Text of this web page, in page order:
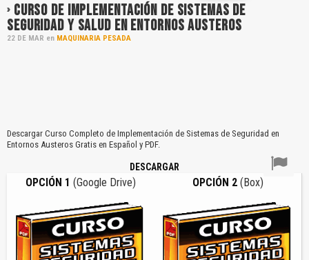
CURSO DE IMPLEMENTACIÓN DE SISTEMAS DE
SEGURIDAD Y SALUD EN ENTORNOS AUSTEROS
22 DE MAR en MAQUINARIA PESADA
Descargar Curso Completo de Implementación de Sistemas de Seguridad en
Entornos Austeros Gratis en Español y PDF.
DESCARGAR
OPCIÓN 1 (Google Drive) OPCIÓN 2(Box)